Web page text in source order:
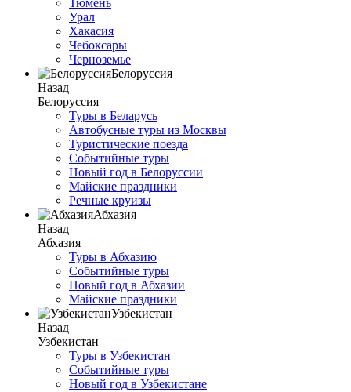
Тюмень
Урал
Хакасия
Чебоксары
Черноземье
Белоруссия
Назад
Белоруссия
Туры в Беларусь
Автобусные туры из Москвы
Туристические поезда
Событийные туры
Новый год в Белоруссии
Майские праздники
Речные круизы
Абхазия
Назад
Абхазия
Туры в Абхазию
Событийные туры
Новый год в Абхазии
Майские праздники
Узбекистан
Назад
Узбекистан
Туры в Узбекистан
Событийные туры
Новый год в Узбекистане